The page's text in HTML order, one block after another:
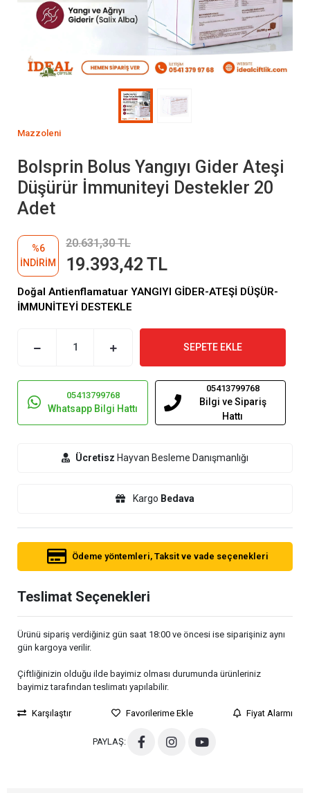
Mazzoleni
Bolsprin Bolus Yangıyı Gider Ateşi
Düşürür İmmuniteyi Destekler 20
Adet
%6
İNDİRİM
20.631,30 TL
19.393,42 TL
Doğal Antienflamatuar YANGIYI GİDER-ATEŞİ DÜŞÜR-
İMMUNİTEYİ DESTEKLE
SEPETE EKLE
05413799768
Whatsapp Bilgi Hattı
05413799768
Bilgi ve Sipariş
Hattı
Ücretisz Hayvan Besleme Danışmanlığı
Kargo Bedava
Ödeme yöntemleri, Taksit ve vade seçenekleri
Teslimat Seçenekleri
Ürünü sipariş verdiğiniz gün saat 18:00 ve öncesi ise siparişiniz aynı
gün kargoya verilir.
Çiftliğinizin olduğu ilde bayimiz olması durumunda ürünleriniz
bayimiz tarafından teslimatı yapılabilir.
Karşılaştır Favorilerime Ekle Fiyat Alarmı
PAYLAŞ: